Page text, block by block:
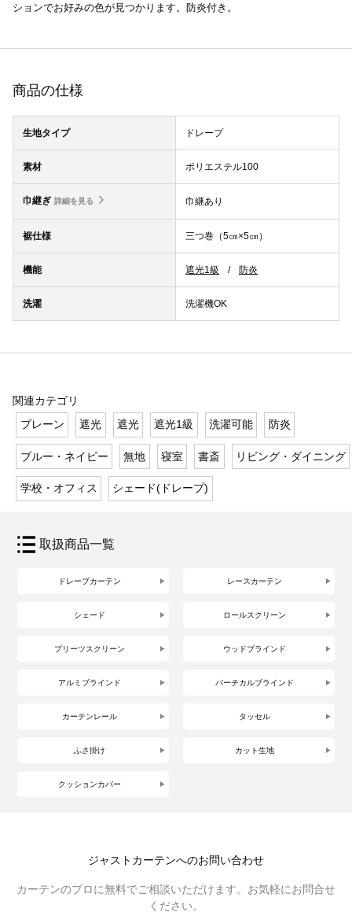
ションでお好みの色が見つかります。防炎付き。
商品の仕様
生地タイプ ドレープ
素材 ポリエステル100
巾継ぎ 詳細を見る 巾継あり
裾仕様 三つ巻（5㎝×5㎝）
機能 遮光1級 防炎
洗濯 洗濯機OK
関連カテゴリ
プレーン
遮光 遮光 遮光1級 洗濯可能 防炎
ブルー・ネイビー 無地 寝室 書斎 リビング・ダイニング
学校・オフィス シェード(ドレープ)
取扱商品一覧
ドレープカーテン レースカーテン
シェード ロールスクリーン
プリーツスクリーン ウッドブラインド
アルミブラインド バーチカルブラインド
カーテンレール タッセル
ふさ掛け カット生地
クッションカバー
ジャストカーテンへのお問い合わせ
カーテンのプロに無料でご相談いただけます。お気軽にお問合せ
ください。